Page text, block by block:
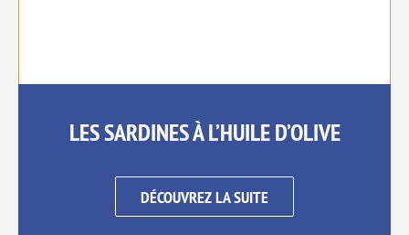
LES SARDINES À L’HUILE D’OLIVE
DÉCOUVREZ LA SUITE